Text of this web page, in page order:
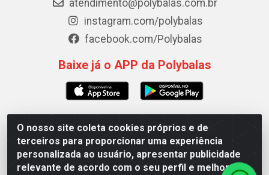
O nosso site coleta cookies próprios e de
terceiros para proporcionar uma experiência
personalizada ao usuário, apresentar publicidade
relevante de acordo com o seu perfil e melhorar a
atendimento@polybalas.com.br
instagram.com/polybalas
facebook.com/Polybalas
Baixe já o APP da Polybalas
Polybalas - Rua João Miguel de Souza, 173 Galpão B -
Ernesto Geisel, João Pessoa/PB - CEP 58.075-075 - CNPJ
00.909.327/0002-61